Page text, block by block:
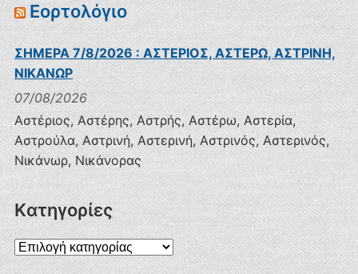
Εορτολόγιο
ΣΗΜΕΡΑ 7/8/2026 : ΑΣΤΕΡΙΟΣ, ΑΣΤΕΡΩ, ΑΣΤΡΙΝΗ,
ΝΙΚΑΝΩΡ
07/08/2026
Αστέριος, Αστέρης, Αστρής, Αστέρω, Αστερία,
Αστρούλα, Αστρινή, Αστερινή, Αστρινός, Αστερινός,
Νικάνωρ, Νικάνορας
Kατηγορίες
Kατηγορίες